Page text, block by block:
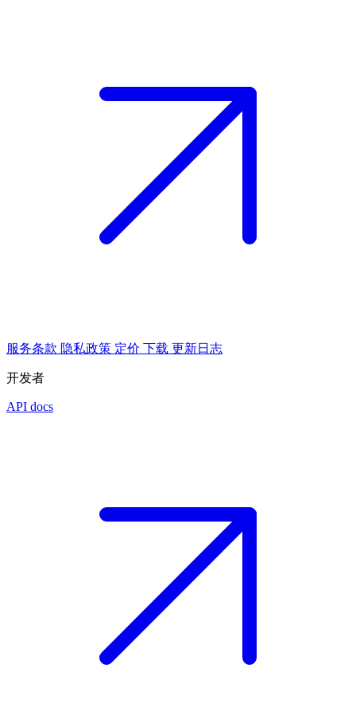
服务条款 隐私政策 定价 下载 更新日志
开发者
API docs